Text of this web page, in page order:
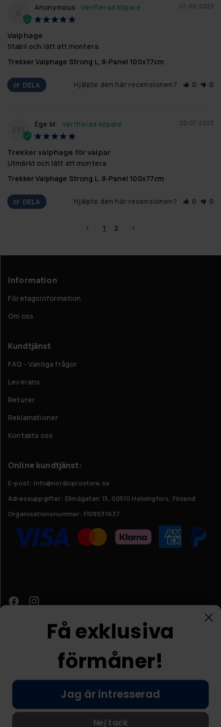
07-06-2023
Anonymous
Valphage
Stabil och lätt att montera.
Trekker Valphage Strong L, 8-Panel 100x77cm
DELA Hjälpte den här recensionen? 0 0
EM
02-07-2023
Ege M.
Trekker valphage för valpar
Utmärkt och lätt att montera
Trekker Valphage Strong L, 8-Panel 100x77cm
DELA Hjälpte den här recensionen? 0 0
< 1 2 >
Information
Företagsinformation
Om oss
Kundtjänst
FAQ - Vanliga frågor
Leverans
Returer
Reklamationer
Kontakta oss
Online kundtjänst:
E-post: info@nordicprostore.se
Adressuppgifter: Elimägatan 15, 00510 Helsingfors, Finland
Organisationsnummer: FI09931637
© Nordic Prostore 2026
Allmänna villkor
Få exklusiva
förmåner!
Jag är intresserad
Nej tack